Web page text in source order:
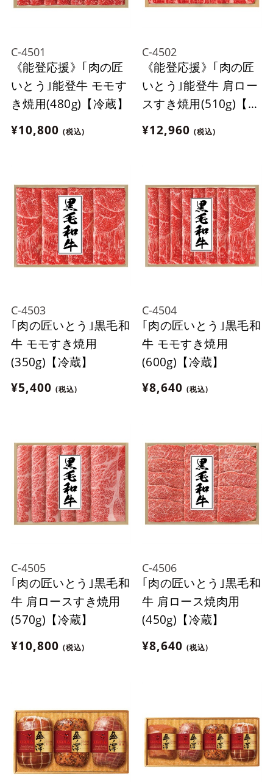
C-4501
《能登応援》｢肉の匠
いとう｣能登牛 モモす
き焼用(480g)【冷蔵】
¥10,800 (税込)
C-4502
《能登応援》｢肉の匠
いとう｣能登牛 肩ロー
スすき焼用(510g)【冷
蔵】
¥12,960 (税込)
C-4503
｢肉の匠いとう｣黒毛和
牛 モモすき焼用
(350g)【冷蔵】
¥5,400 (税込)
C-4504
｢肉の匠いとう｣黒毛和
牛 モモすき焼用
(600g)【冷蔵】
¥8,640 (税込)
C-4505
｢肉の匠いとう｣黒毛和
牛 肩ロースすき焼用
(570g)【冷蔵】
¥10,800 (税込)
C-4506
｢肉の匠いとう｣黒毛和
牛 肩ロース焼肉用
(450g)【冷蔵】
¥8,640 (税込)